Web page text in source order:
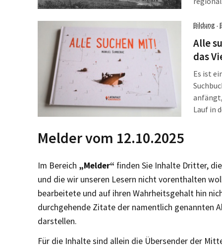
gilt. Die
[…]
Bildung ·
Alle
das
Es ist
Lauf in
Melder vom 12.10.2025
Im Bereich „Melder“ finden Sie Inhalte Dritter,
und die wir unseren Lesern nicht vorenthalten
bearbeitete und auf ihren Wahrheitsgehalt hin
durchgehende Zitate der namentlich genannten
darstellen.
Für die Inhalte sind allein die Übersender der